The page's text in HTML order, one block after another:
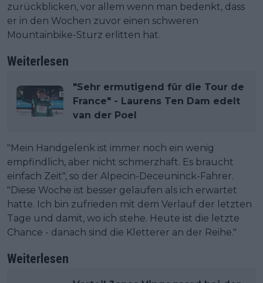
zurückblicken, vor allem wenn man bedenkt, dass
er in den Wochen zuvor einen schweren
Mountainbike-Sturz erlitten hat.
Weiterlesen
"Sehr ermutigend für die Tour de
France" - Laurens Ten Dam edelt
van der Poel
"Mein Handgelenk ist immer noch ein wenig
empfindlich, aber nicht schmerzhaft. Es braucht
einfach Zeit", so der Alpecin-Deceuninck-Fahrer.
"Diese Woche ist besser gelaufen als ich erwartet
hatte. Ich bin zufrieden mit dem Verlauf der letzten
Tage und damit, wo ich stehe. Heute ist die letzte
Chance - danach sind die Kletterer an der Reihe."
Weiterlesen